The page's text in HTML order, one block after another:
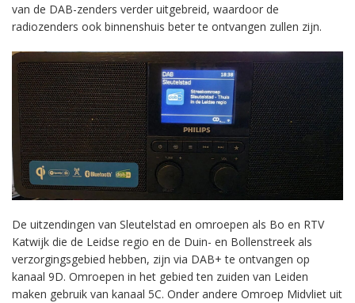
van de DAB-zenders verder uitgebreid, waardoor de
radiozenders ook binnenshuis beter te ontvangen zullen zijn.
De uitzendingen van Sleutelstad en omroepen als Bo en RTV
Katwijk die de Leidse regio en de Duin- en Bollenstreek als
verzorgingsgebied hebben, zijn via DAB+ te ontvangen op
kanaal 9D. Omroepen in het gebied ten zuiden van Leiden
maken gebruik van kanaal 5C. Onder andere Omroep Midvliet uit